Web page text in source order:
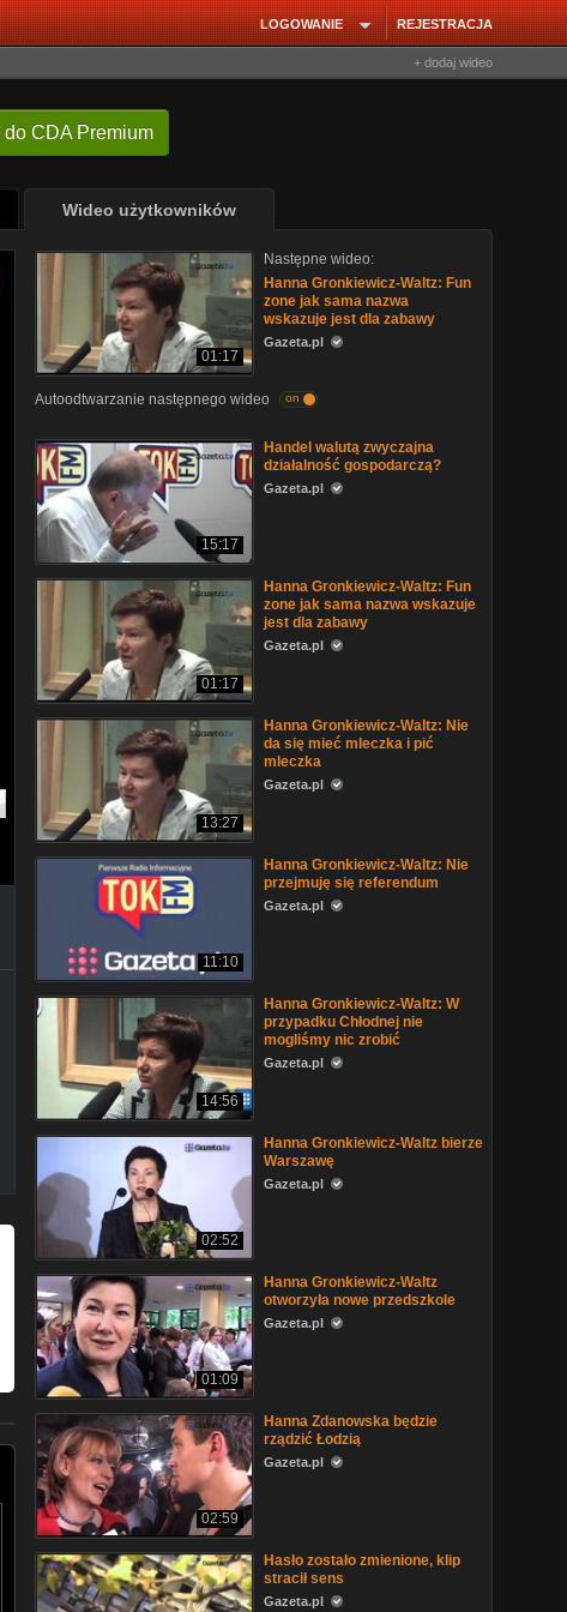
REJESTRACJA
LOGOWANIE
+ dodaj wideo
do CDA Premium
Wideo użytkowników
01:17
Następne wideo:
Hanna Gronkiewicz-Waltz: Fun
zone jak sama nazwa
wskazuje jest dla zabawy
Gazeta.pl
Autoodtwarzanie następnego wideo on
15:17
Handel walutą zwyczajna
działalność gospodarczą?
Gazeta.pl
01:17
Hanna Gronkiewicz-Waltz: Fun
zone jak sama nazwa wskazuje
jest dla zabawy
Gazeta.pl
13:27
Hanna Gronkiewicz-Waltz: Nie
da się mieć mleczka i pić
mleczka
Gazeta.pl
11:10
Hanna Gronkiewicz-Waltz: Nie
przejmuję się referendum
Gazeta.pl
14:56
Hanna Gronkiewicz-Waltz: W
przypadku Chłodnej nie
mogliśmy nic zrobić
Gazeta.pl
02:52
Hanna Gronkiewicz-Waltz bierze
Warszawę
Gazeta.pl
01:09
Hanna Gronkiewicz-Waltz
otworzyła nowe przedszkole
Gazeta.pl
02:59
Hanna Zdanowska będzie
rządzić Łodzią
Gazeta.pl
Hasło zostało zmienione, klip
stracił sens
Gazeta.pl